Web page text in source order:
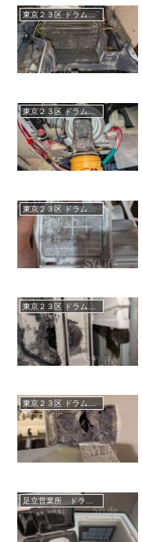
東京２３区 ドラム式洗濯機クリーニング
東京２３区 ドラム式洗濯機クリーニング
東京２３区 ドラム式洗濯機クリーニング
東京２３区 ドラム式洗濯機クリーニング